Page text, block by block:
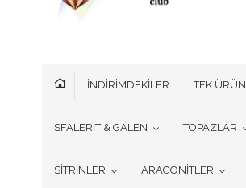
İNDİRİMDEKİLER TEK
SFALERİT & GALEN TOPAZLAR
SİTRİNLER ARAGONİTLER